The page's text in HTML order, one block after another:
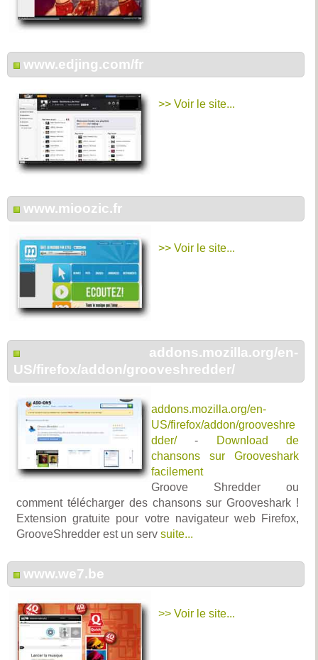
www.edjing.com/fr
>> Voir le site...
www.mioozic.fr
>> Voir le site...
addons.mozilla.org/en-
US/firefox/addon/grooveshredder/
addons.mozilla.org/en-
US/firefox/addon/grooveshre
dder/-
Download de
chansons sur Grooveshark
facilement
Groove Shredder ou
comment télécharger des chansons sur Grooveshark !
Extension gratuite pour votre navigateur web Firefox,
GrooveShredder est un serv suite...
www.we7.be
>> Voir le site...